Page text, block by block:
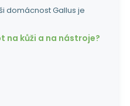
domácnost Gallus je
na kůži a na nástroje?